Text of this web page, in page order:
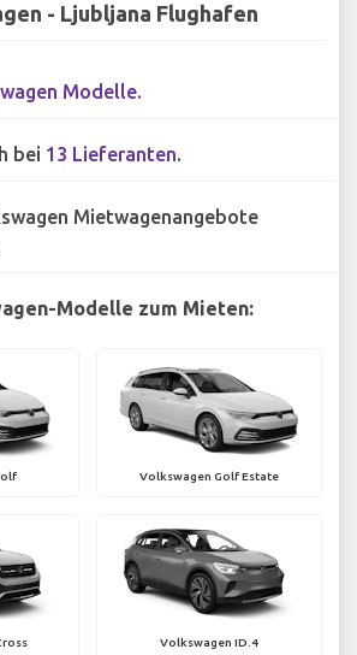
- Ljubljana Flughafen
Modelle.
bei 13 Lieferanten.
Mietwagenangebote
Modelle zum Mieten:
Volkswagen Golf Estate
Volkswagen ID.4